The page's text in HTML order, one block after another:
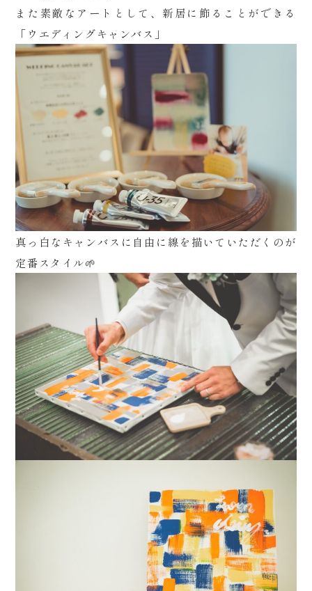
アニバーサリーケーキ
採用情報
企業・一般利用のお問い合わせ
CONTACT ご来館・お問い合わせ
また素敵なアートとして、新居に飾ることができる
「ウエディングキャンバス」
真っ白なキャンバスに自由に線を描いていただくのが
定番スタイル🌱